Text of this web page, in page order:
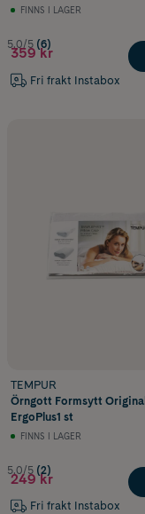
FINNS I LAGER
5.0/5 (6)
359 kr
Fri frakt Instabox
TEMPUR
Örngott Formsytt Original
ErgoPlus1 st
FINNS I LAGER
5.0/5 (2)
249 kr
Fri frakt Instabox